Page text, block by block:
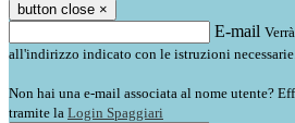
button close ×
E-mail
all'indirizzo indicato con le istruzioni
Non hai una e-mail associata al nome utente?
tramite la Login Spaggiari